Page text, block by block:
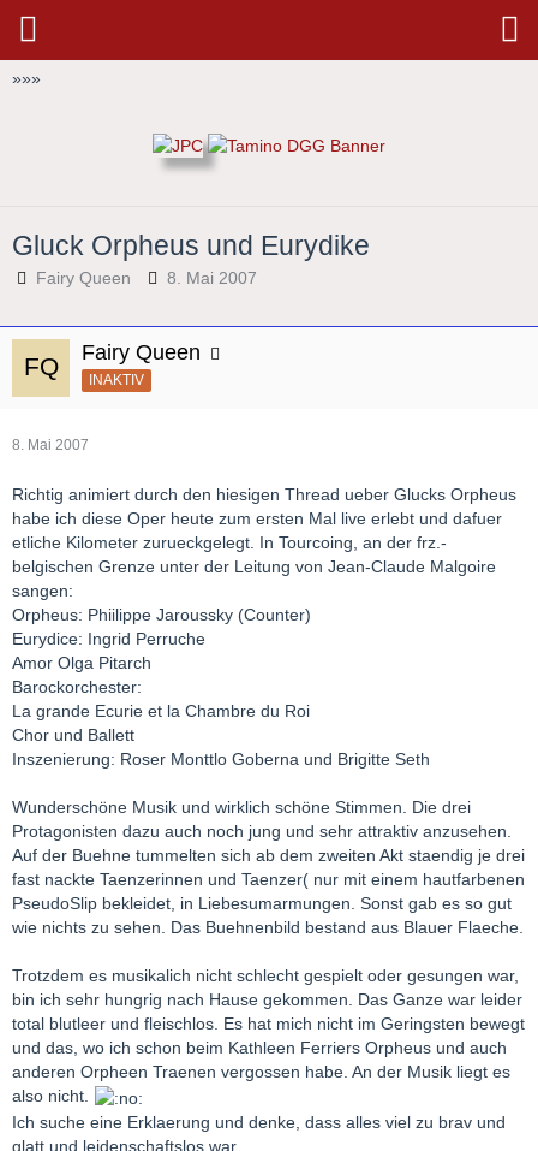
»»»
Gluck Orpheus und Eurydike
Fairy Queen 8. Mai 2007
Fairy Queen
INAKTIV
8. Mai 2007
Richtig animiert durch den hiesigen Thread ueber Glucks Orpheus
habe ich diese Oper heute zum ersten Mal live erlebt und dafuer
etliche Kilometer zurueckgelegt. In Tourcoing, an der frz.-
belgischen Grenze unter der Leitung von Jean-Claude Malgoire
sangen:
Orpheus: Phiilippe Jaroussky (Counter)
Eurydice: Ingrid Perruche
Amor Olga Pitarch
Barockorchester:
La grande Ecurie et la Chambre du Roi
Chor und Ballett
Inszenierung: Roser Monttlo Goberna und Brigitte Seth
Wunderschöne Musik und wirklich schöne Stimmen. Die drei
Protagonisten dazu auch noch jung und sehr attraktiv anzusehen.
Auf der Buehne tummelten sich ab dem zweiten Akt staendig je drei
fast nackte Taenzerinnen und Taenzer( nur mit einem hautfarbenen
PseudoSlip bekleidet, in Liebesumarmungen. Sonst gab es so gut
wie nichts zu sehen. Das Buehnenbild bestand aus Blauer Flaeche.
Trotzdem es musikalich nicht schlecht gespielt oder gesungen war,
bin ich sehr hungrig nach Hause gekommen. Das Ganze war leider
total blutleer und fleischlos. Es hat mich nicht im Geringsten bewegt
und das, wo ich schon beim Kathleen Ferriers Orpheus und auch
anderen Orpheen Traenen vergossen habe. An der Musik liegt es
also nicht.
Ich suche eine Erklaerung und denke, dass alles viel zu brav und
glatt und leidenschaftslos war.